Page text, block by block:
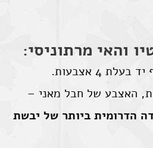
והאי מרתוניסי:
4 אצבעות.
האצבע של חבל מאני –
הדרומית ביותר של יבשת